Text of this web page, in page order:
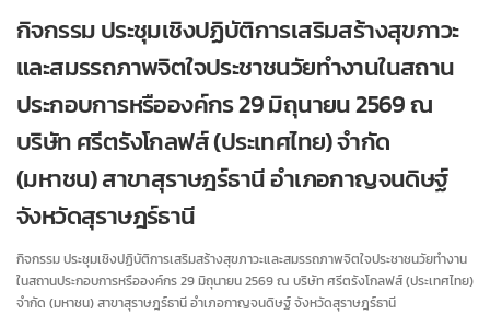
กิจกรรม ประชุมเชิงปฏิบัติการเสริมสร้างสุขภาวะ
และสมรรถภาพจิตใจประชาชนวัยทำงานในสถาน
ประกอบการหรือองค์กร 29 มิถุนายน 2569 ณ
บริษัท ศรีตรังโกลฟส์ (ประเทศไทย) จำกัด
(มหาชน) สาขาสุราษฎร์ธานี อำเภอกาญจนดิษฐ์
จังหวัดสุราษฎร์ธานี
กิจกรรม ประชุมเชิงปฏิบัติการเสริมสร้างสุขภาวะและสมรรถภาพจิตใจประชาชนวัยทำงาน
ในสถานประกอบการหรือองค์กร 29 มิถุนายน 2569 ณ บริษัท ศรีตรังโกลฟส์ (ประเทศไทย)
จำกัด (มหาชน) สาขาสุราษฎร์ธานี อำเภอกาญจนดิษฐ์ จังหวัดสุราษฎร์ธานี